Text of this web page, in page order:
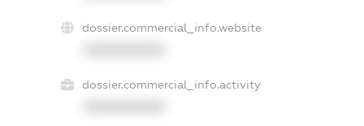
dossier.commercial_info.website
dossier.commercial_info.activity